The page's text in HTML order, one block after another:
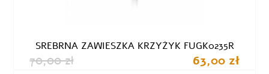
SREBRNA ZAWIESZKA KRZYŻYK FUGK0235R
70,00 zł 63,00 zł